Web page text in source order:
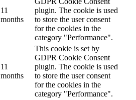
11
months
plugin. The cookie is used
to store the user consent
for the cookies in the
category "Performance".
11
months
This cookie is set by
GDPR Cookie Consent
plugin. The cookie is used
to store the user consent
for the cookies in the
category "Performance".